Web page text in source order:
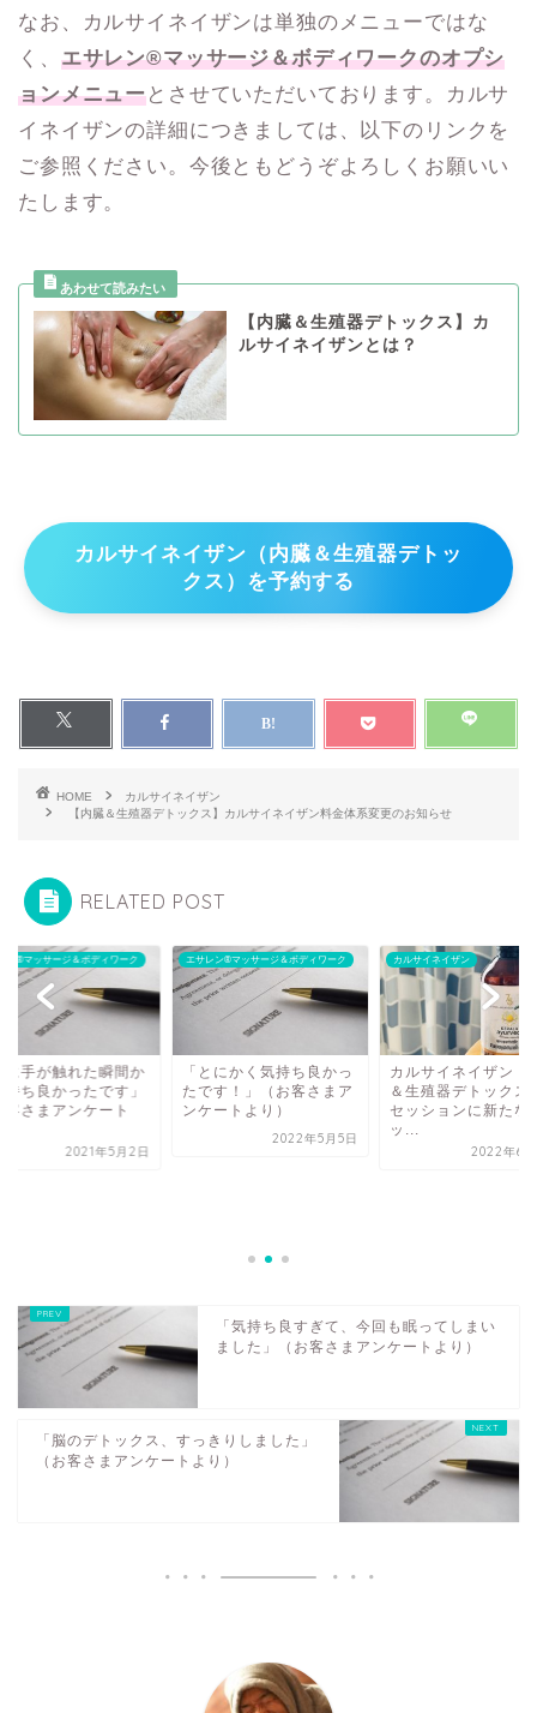
なお、カルサイネイザンは単独のメニューではな
く、 エサレン®マッサージ＆ボディワークのオプシ
ョンメニューとさせていただいております。カルサ
イネイザンの詳細につきましては、以下のリンクを
ご参照ください。今後ともどうぞよろしくお願いい
たします。
【内臓＆生殖器デトックス】カ
ルサイネイザンとは？
カルサイネイザン（内臓＆生殖器デトッ
クス）を予約する
HOME
カルサイネイザン
【内臓＆生殖器デトックス】カルサイネイザン料金体系変更のお知らせ
RELATED POST
ン®マッサージ＆ボディワーク
に手が触れた瞬間か
持ち良かったです」
客さまアンケート
2021年5月2日
エサレン®マッサージ＆ボディワーク
「とにかく気持ち良かっ
たです！」（お客さまア
ンケートより）
2022年5月5日
カルサイネイザン
カルサイネイザン（
＆生殖器デトックス
セッションに新たな
ッ...
2022年6
「気持ち良すぎて、今回も眠ってしまい
ました」（お客さまアンケートより）
「脳のデトックス、すっきりしました」
（お客さまアンケートより）